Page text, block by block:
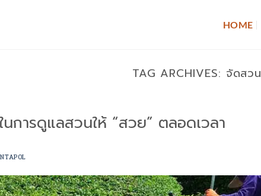
HOME
TAG ARCHIVES: จัดสวน
นการดูแลสวนให้ “สวย” ตลอดเวลา